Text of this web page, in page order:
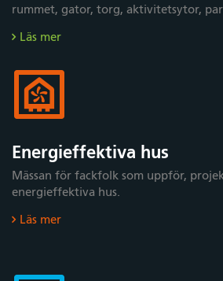
rummet, gator, torg, aktivitetsytor,
Läs mer
Energieffektiva hus
Mässan för fackfolk som uppför,
energieffektiva hus.
Läs mer